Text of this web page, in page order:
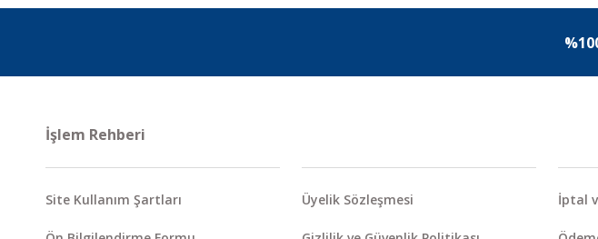
İşlem Rehberi
Site Kullanım Şartları Üyelik Sözleşmesi İptal